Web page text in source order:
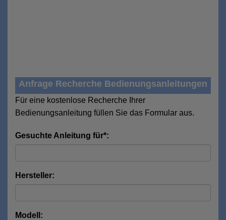
Anfrage Recherche Bedienungsanleitungen
Für eine kostenlose Recherche Ihrer
Bedienungsanleitung füllen Sie das Formular aus.
Gesuchte Anleitung für*:
Hersteller:
Modell: